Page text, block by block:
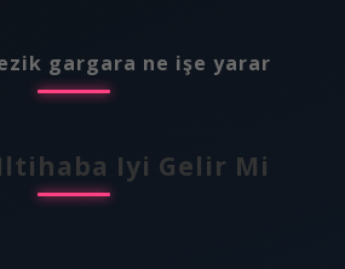
gargara ne işe yarar
Iyi Gelir Mi